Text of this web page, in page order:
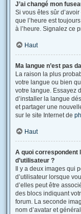
J’ai changé mon
Si vous êtes sûr
que l’heure est
à l’heure. Signalez ce
Haut
Ma langue n’est pas
La raison la plus
votre langue ou bien
votre langue. Essayez
d’installer la langue
et partager une
sur le site Internet de
Haut
A quoi correspondent
d’utilisateur ?
Il y a deux images qui
d’utilisateur lorsque
d’elles peut être
des blocs indiquant
forum. La seconde
nom d’avatar et